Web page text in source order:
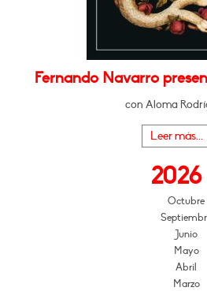
Fernando Navarro
con Aloma
Leer más...
2026
Octubre
Junio
Mayo
Abril
Marzo